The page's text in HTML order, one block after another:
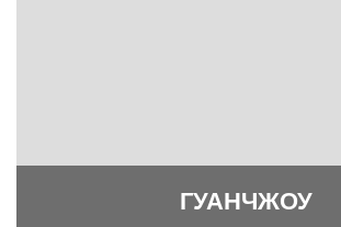
ГУАНЧЖОУ